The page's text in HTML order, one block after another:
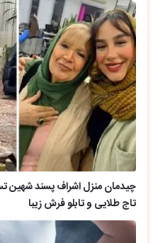
چیدمان منزل اشراف پسند شهین
تاج طلایی و تابلو فرش زیبا